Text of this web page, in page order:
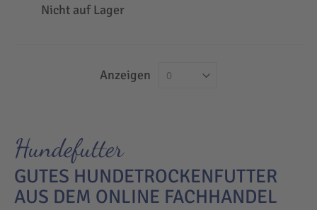
Nicht auf Lager
Anzeigen
Hundefutter
GUTES HUNDETROCKENFUTTER
AUS DEM ONLINE FACHHANDEL